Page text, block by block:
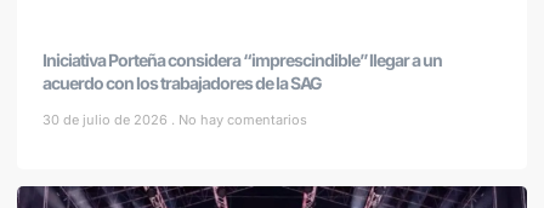
Iniciativa Porteña considera “imprescindible” llegar a un
acuerdo con los trabajadores de la SAG
30 de julio de 2026 No hay comentarios